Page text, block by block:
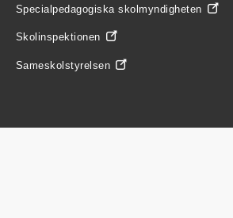
Specialpedagogiska skolmyndigheten
Skolinspektionen
Sameskolstyrelsen